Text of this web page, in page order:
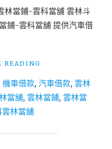
舖"
林當鋪-雲科當舖 雲林斗
鋪-雲科當舖 提供汽車借
READING
汽
車
機車借款, 汽車借款, 雲林
當舖, 雲林當鋪, 雲林當
雲林當舖